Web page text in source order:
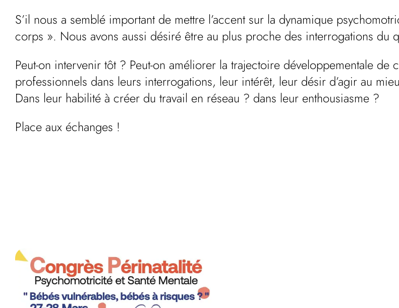
S’il nous a semblé important de mettre l’accent sur la dynamique
corps ». Nous avons aussi désiré être au plus proche des interrogations du
Peut-on intervenir tôt ? Peut-on améliorer la trajectoire développementale de
professionnels dans leurs interrogations, leur intérêt, leur désir d’agir au
Dans leur habilité à créer du travail en réseau ? dans leur enthousiasme ?
Place aux échanges !